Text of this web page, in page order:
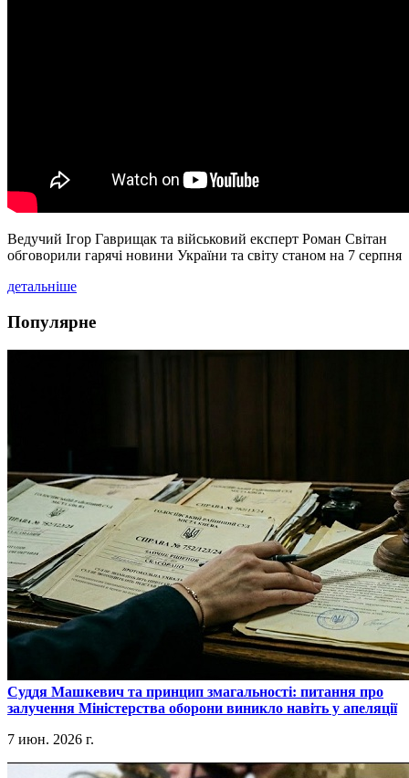
Ведучий Ігор Гаврищак та військовий експерт Роман Світан
обговорили гарячі новини України та світу станом на 7 серпня
детальніше
Популярне
​Суддя Машкевич та принцип змагальності: питання про
залучення Міністерства оборони виникло навіть у апеляції
7 июн. 2026 г.